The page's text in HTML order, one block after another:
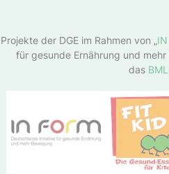
Projekte der DGE im Rahmen von „
für gesunde Ernährung und
das